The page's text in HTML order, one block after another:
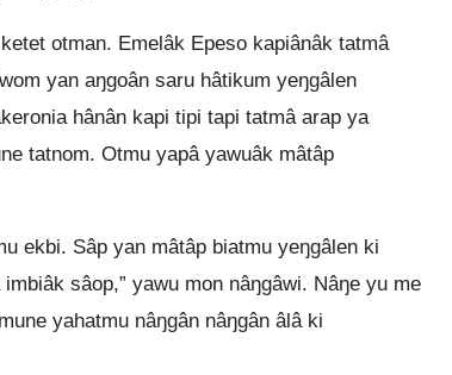
otman. Emelâk Epeso kapiânâk tatmâ
yan aŋgoân saru hâtikum yeŋgâlen
hânân kapi tipi tapi tatmâ arap ya
tatnom. Otmu yapâ yawuâk mâtâp
ekbi. Sâp yan mâtâp biatmu yeŋgâlen ki
sâop,” yawu mon nâŋgâwi. Nâŋe yu me
yahatmu nâŋgân nâŋgân âlâ ki